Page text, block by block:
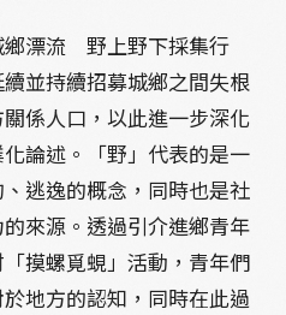
鄉漂流 野上野下採集行
並持續招募城鄉之間失根
係人口，以此進一步深化
論述。「野」代表的是一
逃逸的概念，同時也是社
來源。透過引介進鄉青年
摸螺覓蜆」活動，青年們
地方的認知，同時在此過